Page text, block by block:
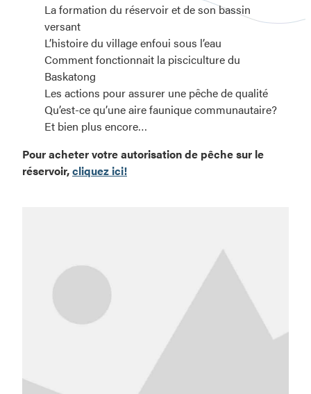
La formation du réservoir et de son bassin
versant
L’histoire du village enfoui sous l’eau
Comment fonctionnait la pisciculture du
Baskatong
Les actions pour assurer une pêche de qualité
Qu’est-ce qu’une aire faunique communautaire?
Et bien plus encore…
Pour acheter votre autorisation de pêche sur le
réservoir,cliquez ici!